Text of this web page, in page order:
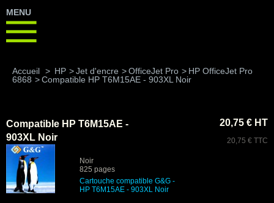
MENU
Accueil > HP >Jet d'encre >OfficeJet Pro > HP OfficeJet Pro
6868 >Compatible HP T6M15AE - 903XL Noir
Compatible HP T6M15AE -
903XL Noir
Noir
825 pages
Cartouche compatible G&G -
HP T6M15AE - 903XL Noir
20,75 € HT
20,75 € TTC